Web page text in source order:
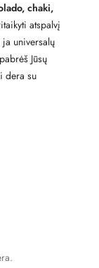
chaki,
atspalvį
universalų
Jūsų
dera su